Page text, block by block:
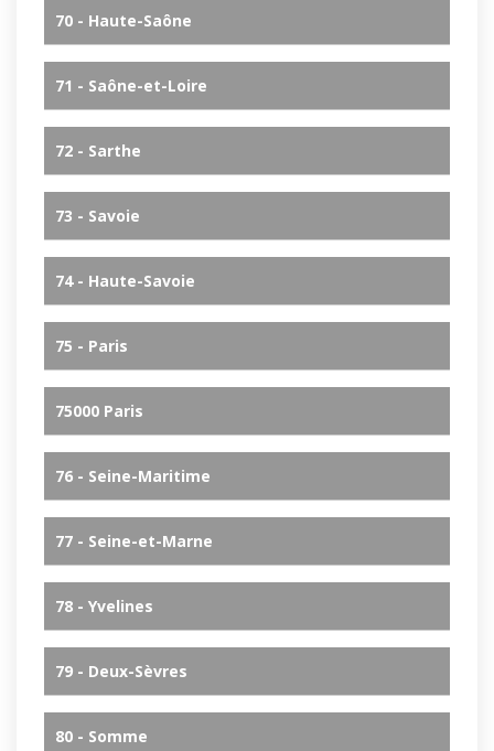
70 - Haute-Saône
71 - Saône-et-Loire
72 - Sarthe
73 - Savoie
74 - Haute-Savoie
75 - Paris
75000 Paris
76 - Seine-Maritime
77 - Seine-et-Marne
78 - Yvelines
79 - Deux-Sèvres
80 - Somme